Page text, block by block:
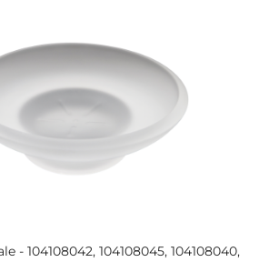
- 104108042, 104108045, 104108040,